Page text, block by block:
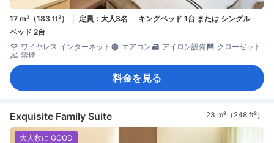
17 m²（183 ft²） 定員：大人3名
キングベッド 1台 または シングル
ベッド 2台
ワイヤレス インターネット
エアコン アイロン設備
クローゼット
禁煙
料金を見る
Exquisite Family Suite 23 m²（248 ft²）
大人数に GOOD